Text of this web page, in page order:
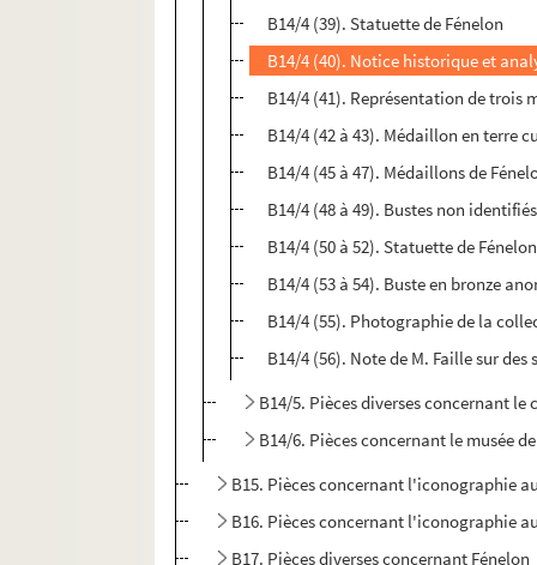
B14/4 (39). Statuette de Fénelon
B14/4 (40). Notice historique et
B14/4 (41). Représentation de trois
B14/4 (42 à 43). Médaillon en terre
B14/4 (45 à 47). Médaillons de
B14/4 (48 à 49). Bustes non
B14/4 (50 à 52). Statuette de
B14/4 (53 à 54). Buste en bronze
B14/4 (55). Photographie de la
B14/4 (56). Note de M. Faille sur
B14/5. Pièces diverses concernant
B14/6. Pièces concernant le musée
B15. Pièces concernant l'iconographie
B16. Pièces concernant l'iconographie
B17. Pièces diverses concernant Fénelon